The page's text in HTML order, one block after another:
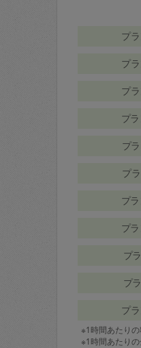
プ
プ
プ
プ
プ
プ
プ
プ
プ
プ
プ
※1時間あたりの
※1時間あたり